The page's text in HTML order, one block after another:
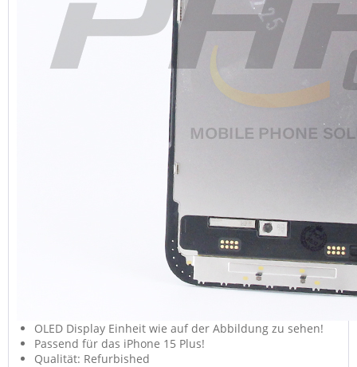
OLED Display Einheit wie auf der Abbildung zu sehen!
Passend für das iPhone 15 Plus!
Qualität: Refurbished